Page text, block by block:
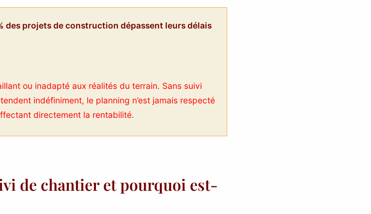
des projets de construction dépassent leurs délais
ou inadapté aux réalités du terrain. Sans suivi
indéfiniment, le planning n’est jamais respecté
directement la rentabilité.
de chantier et pourquoi est-